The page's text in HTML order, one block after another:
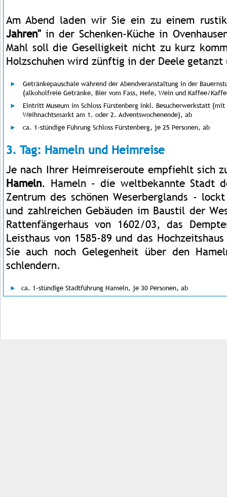
Am Abend laden wir Sie ein zu einem
Jahren" in der Schenken-Küche in
Mahl soll die Geselligkeit nicht zu kurz
Holzschuhen wird zünftig in der Deele
Getränkepauschale während der Abendveranstaltung in der
(alkoholfreie Getränke, Bier vom Fass, Hefe, Wein und Kaffee/
Eintritt Museum im Schloss Fürstenberg inkl. Besucherwerkstatt
Weihnachtsmarkt am 1. oder 2. Adventswochenende), ab
ca. 1-stündige Führung Schloss Fürstenberg, je 25 Personen, ab
3. Tag: Hameln und Heimreise
Je nach Ihrer Heimreiseroute empfiehlt sich
Hameln. Hameln - die weltbekannte Stadt
Zentrum des schönen Weserberglands -
und zahlreichen Gebäuden im Baustil der
Rattenfängerhaus von 1602/03, das
Leisthaus von 1585-89 und das
Sie auch noch Gelegenheit über den
schlendern.
ca. 1-stündige Stadtführung Hameln, je 30 Personen, ab